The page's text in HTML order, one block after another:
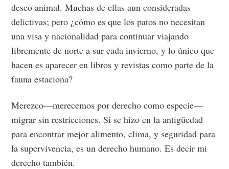
deseo animal. Muchas de ellas aun consideradas
delictivas; pero ¿cómo es que los patos no necesitan
una visa y nacionalidad para continuar viajando
libremente de norte a sur cada invierno, y lo único que
hacen es aparecer en libros y revistas como parte de la
fauna estaciona?
Merezco—merecemos por derecho como especie—
migrar sin restricciones. Si se hizo en la antigüedad
para encontrar mejor alimento, clima, y seguridad para
la supervivencia, es un derecho humano. Es decir mi
derecho también.